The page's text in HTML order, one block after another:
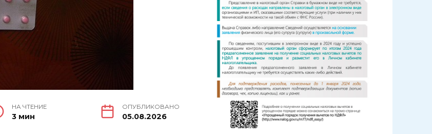
НА ЧТЕНИЕ
3 мин
ОПУБЛИКОВАНО
05.08.2026